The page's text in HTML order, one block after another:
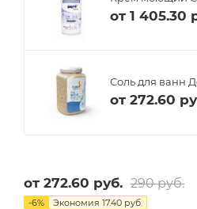
от 1 405.30
Соль для ванн
от 272.60
от 272.60 руб. 290 руб.
-6% Экономия 17.40 руб.